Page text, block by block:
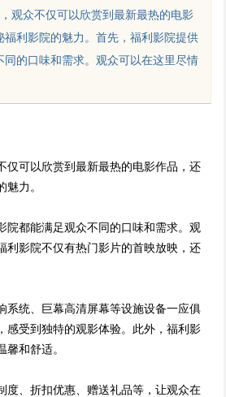
观众不仅可以欣赏到最新最热的电影
利影院的魅力。首先，福利影院提供
的口味和需求。观众可以在这里尽情
仅可以欣赏到最新最热的电影作品，还
力。
院都能满足观众不同的口味和需求。观
利影院不仅有热门影片的首映放映，还
系统、巨幕高清屏幕等设施设备一应俱
感受到独特的观影体验。此外，福利影
和舒适。
度、折扣优惠、赠送礼品等，让观众在